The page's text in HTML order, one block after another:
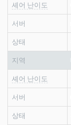
셰어 난이도
서버
상태
지역
셰어 난이도
서버
상태